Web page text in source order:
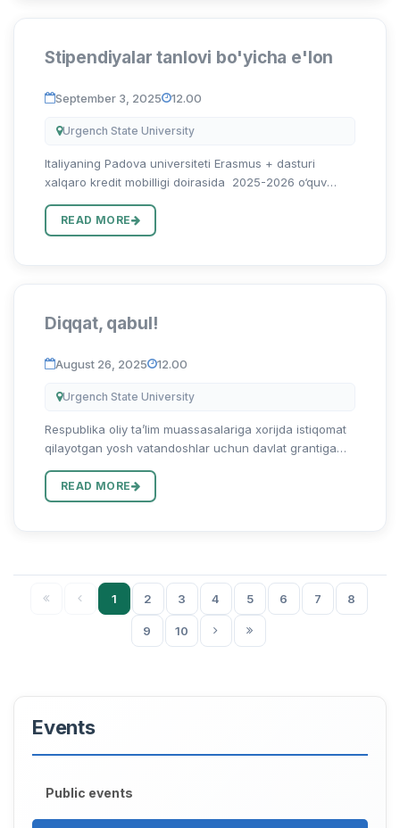
Stipendiyalar tanlovi bo'yicha e'lon
September 3, 2025 12.00
Urgench State University
Italiyaning Padova universiteti Erasmus + dasturi
xalqaro kredit mobilligi doirasida 2025-2026 o‘quv
tadqiqotchilar (PhD va DSc) uchun quyidagi
mutaxassisliklar bo'y...
READ MORE
Diqqat, qabul!
August 26, 2025 12.00
Urgench State University
Respublika oliy taʼlim muassasalariga xorijda istiqomat
qilayotgan yosh vatandoshlar uchun davlat grantiga
Prezidentining “2024/2025-o‘quv yili uchun davlat oliy...
READ MORE
1 2 3 4 5 6 7 8
9 10
Events
Public events